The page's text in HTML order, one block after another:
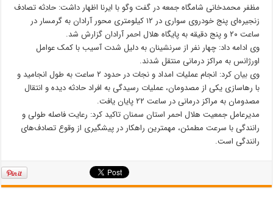
مظفر محمدخانی شامگاه جمعه در گفت وگو با ایرنا اظهار داشت: حادثه تصادف
زنجیره‌ای پنج خودروی سواری در ۱۲ کیلومتری محور آرادان به گرمسار در
ساعت ۲۰ و پنج دقیقه به پایگاه هلال احمر آرادان گزارش شد.
وی ادامه داد: چهار نفر از سرنشینان به دلیل شدت آسیب با کمک عوامل
اورژانس به مراکز درمانی منتقل شدند.
وی بیان کرد: انجام عملیات امداد و نجات در حدود ۲ ساعت به طول انجامید و
با رهاسازی یکی از مصدومان، عملیات رسیدگی به افراد حادثه دیده و انتقال
مصدومان به مراکز درمانی در ساعت ۲۲ پایان یافت.
مدیرعامل جمعیت هلال احمر استان سمنان تاکید کرد: رعایت فاصله طولی و
رانندگی با سرعت مطمئن، مهمترین راهکار در پیشگیری از وقوع تصادف‌های
رانندگی است.